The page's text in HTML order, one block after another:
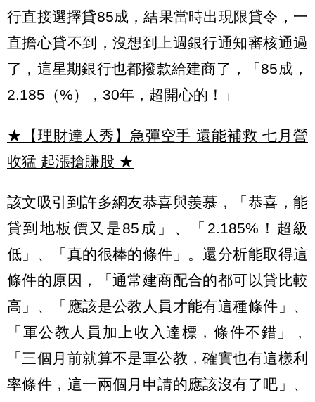
行直接選擇貸85成，結果當時出現限貸令，一
直擔心貸不到，沒想到上週銀行通知審核通過
了，這星期銀行也都撥款給建商了，「85成，
2.185（%），30年，超開心的！」
★【理財達人秀】急彈空手 還能補救 七月營
收猛 起漲搶賺股 ★
該文吸引到許多網友恭喜與羨慕，「恭喜，能
貸到地板價又是85成」、「2.185%！超級
低」、「真的很棒的條件」。還分析能取得這
條件的原因，「通常建商配合的都可以貸比較
高」、「應該是公教人員才能有這種條件」、
「軍公教人員加上收入達標，條件不錯」﹐
「三個月前就算不是軍公教，確實也有這樣利
率條件，這一兩個月申請的應該沒有了吧」、